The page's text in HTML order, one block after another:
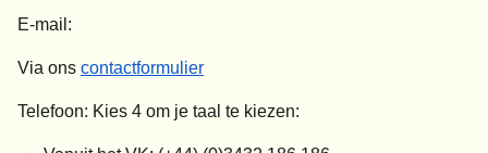
E-mail:
Via ons contactformulier
Telefoon: Kies 4 om je taal te kiezen: